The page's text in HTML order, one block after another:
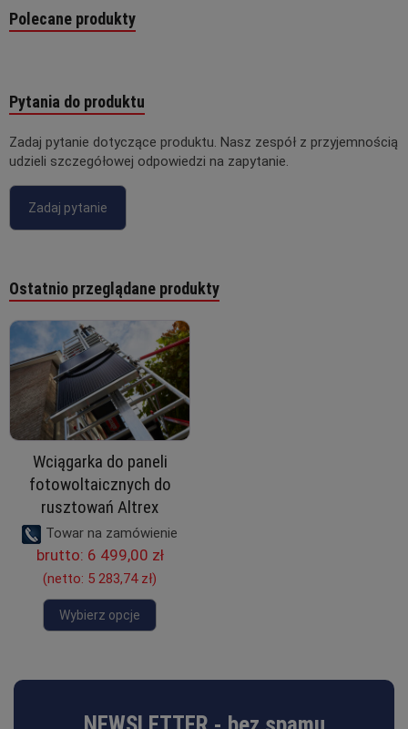
Polecane produkty
Pytania do produktu
Zadaj pytanie dotyczące produktu. Nasz zespół z przyjemnością
udzieli szczegółowej odpowiedzi na zapytanie.
Zadaj pytanie
Ostatnio przeglądane produkty
Wciągarka do paneli
fotowoltaicznych do
rusztowań Altrex
Towar na zamówienie
brutto: 6 499,00 zł
(netto: 5 283,74 zł)
Wybierz opcje